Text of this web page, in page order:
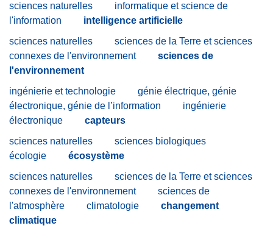
sciences naturelles
informatique et science de
l'information
intelligence artificielle
sciences naturelles
sciences de la Terre et sciences
connexes de l'environnement
sciences de
l'environnement
ingénierie et technologie
génie électrique, génie
électronique, génie de l’information
ingénierie
électronique
capteurs
sciences naturelles
sciences biologiques
écologie
écosystème
sciences naturelles
sciences de la Terre et sciences
connexes de l'environnement
sciences de
l'atmosphère
climatologie
changement
climatique